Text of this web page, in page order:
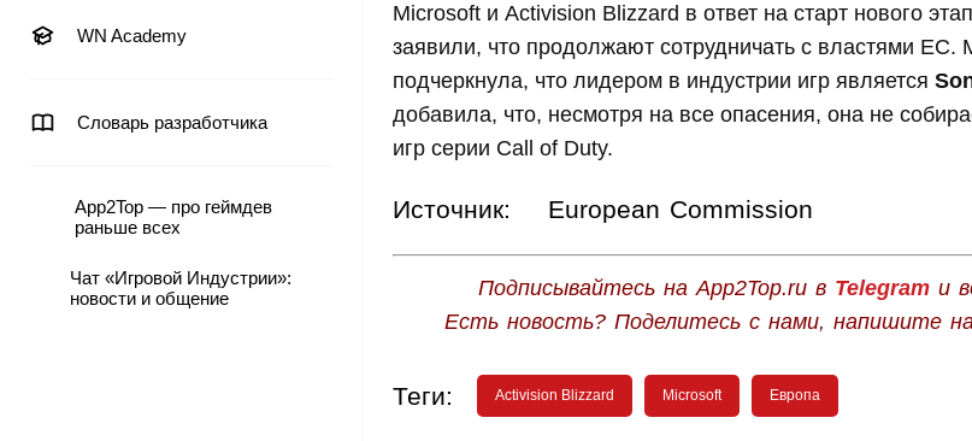
WN Academy
Словарь разработчика
App2Top — про геймдев
раньше всех
Чат «Игровой Индустрии»:
новости и общение
Microsoft и Activision Blizzard в ответ на старт нового
заявили, что продолжают сотрудничать с властями ЕС.
подчеркнула, что лидером в индустрии игр является
добавила, что, несмотря на все опасения, она не
игр серии Call of Duty.
Источник: European Commission
Подписывайтесь на App2Top.ru в Telegramи
Есть новость? Поделитесь с нами, напишите
Теги: Activision Blizzard Microsoft Европа